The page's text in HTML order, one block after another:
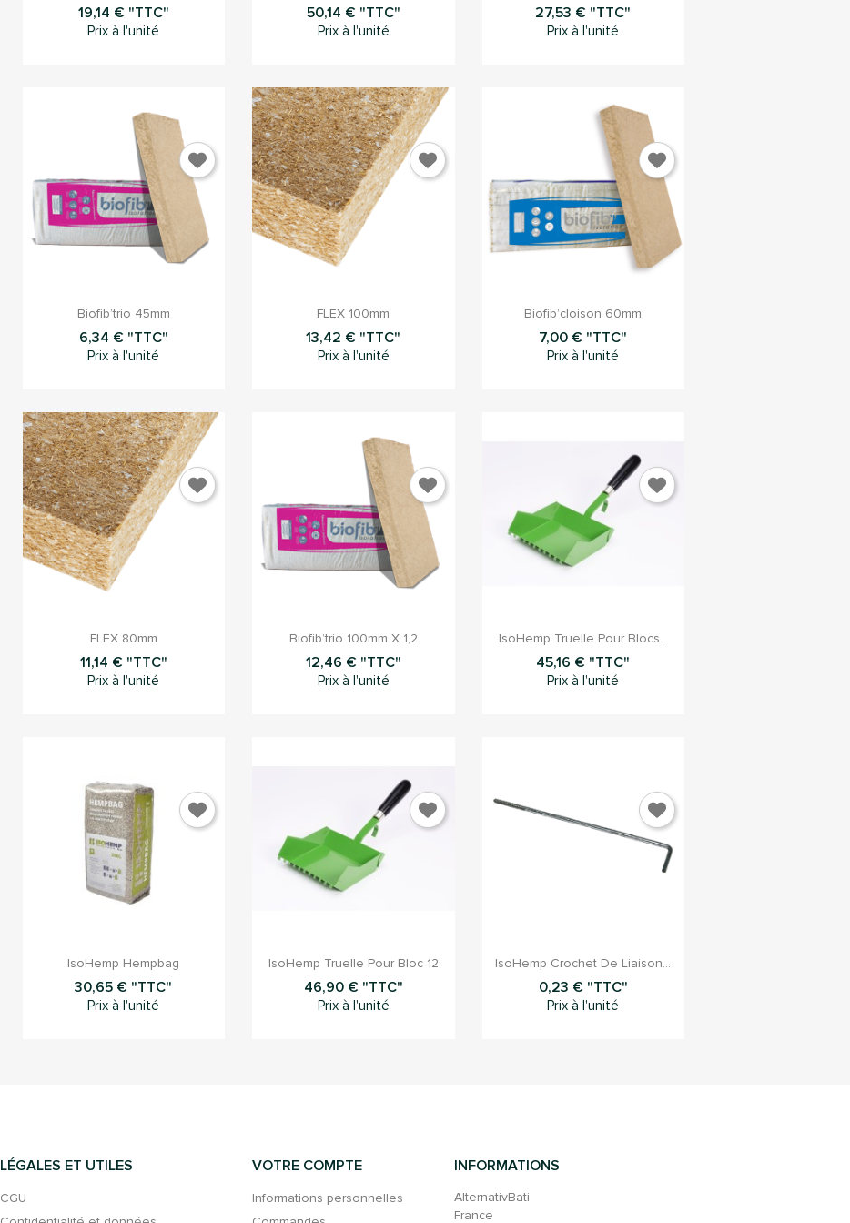
19,14 € "TTC"
Prix à l'unité
50,14 € "TTC"
Prix à l'unité
27,53 € "TTC"
Prix à l'unité
Aperçu rapide
Biofib’trio 45mm
6,34 € "TTC"
Prix à l'unité
Aperçu rapide
FLEX 100mm
13,42 € "TTC"
Prix à l'unité
Aperçu rapide
Biofib’cloison 60mm
7,00 € "TTC"
Prix à l'unité
Aperçu rapide
FLEX 80mm
11,14 € "TTC"
Prix à l'unité
Aperçu rapide
Biofib’trio 100mm X 1,2
12,46 € "TTC"
Prix à l'unité
Aperçu rapide
IsoHemp Truelle Pour Blocs...
45,16 € "TTC"
Prix à l'unité
Aperçu rapide
IsoHemp Hempbag
30,65 € "TTC"
Prix à l'unité
Aperçu rapide
IsoHemp Truelle Pour Bloc 12
46,90 € "TTC"
Prix à l'unité
 Aperçu rapide
IsoHemp Crochet De Liaison...
0,23 € "TTC"
Prix à l'unité
LÉGALES ET UTILES
CGU
VOTRE COMPTE
Informations personnelles
INFORMATIONS
AlternativBati
France